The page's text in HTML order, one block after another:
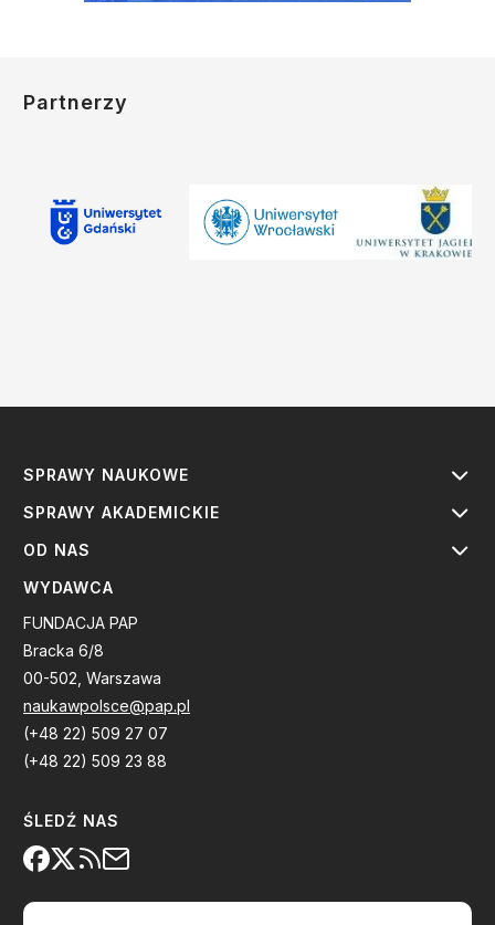
Partnerzy
SPRAWY NAUKOWE
SPRAWY AKADEMICKIE
OD NAS
WYDAWCA
FUNDACJA PAP
Bracka 6/8
00-502, Warszawa
naukawpolsce@pap.pl
(+48 22) 509 27 07
(+48 22) 509 23 88
ŚLEDŹ NAS